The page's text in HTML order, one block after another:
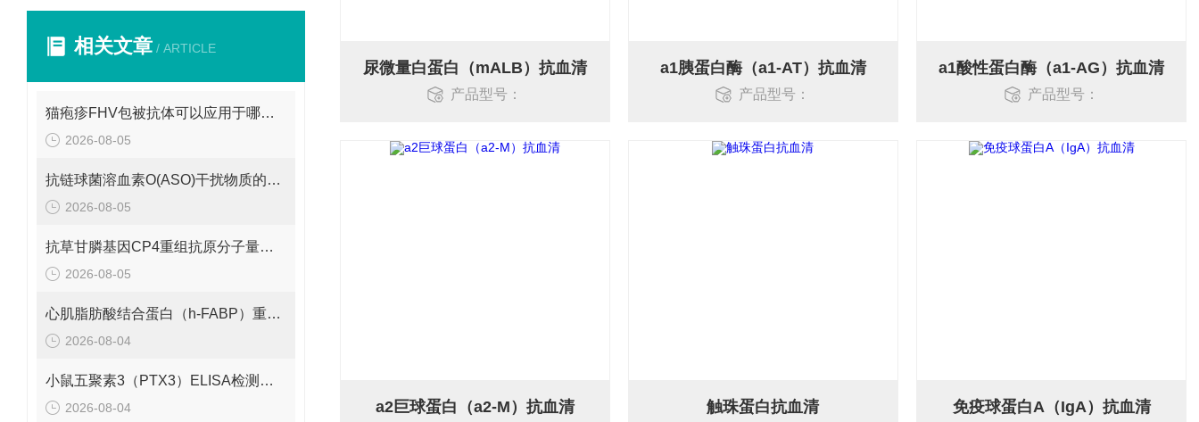
相关文章 / ARTICLE
猫疱疹FHV包被抗体可以应用于哪些方面呢？
2026-08-05
抗链球菌溶血素O(ASO)干扰物质的有效期是多久呢？
2026-08-05
抗草甘膦基因CP4重组抗原分子量是多少呢？
2026-08-05
心肌脂肪酸结合蛋白（h-FABP）重组蛋白的分子量是多少呢？
2026-08-04
小鼠五聚素3（PTX3）ELISA检测试剂盒 应该如何保存呢？
2026-08-04
尿微量白蛋白（mALB）抗血清
产品型号：
a1胰蛋白酶（a1-AT）抗血清
产品型号：
a1酸性蛋白酶（a1-AG）抗血清
产品型号：
a2巨球蛋白（a2-M）抗血清 触珠蛋白抗血清 免疫球蛋白A（IgA）抗血清